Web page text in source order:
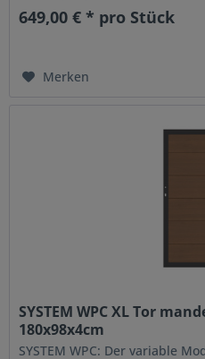
649,00 € * pro Stück
Merken
SYSTEM WPC XL Tor
180x98x4cm
SYSTEM WPC: Der variable